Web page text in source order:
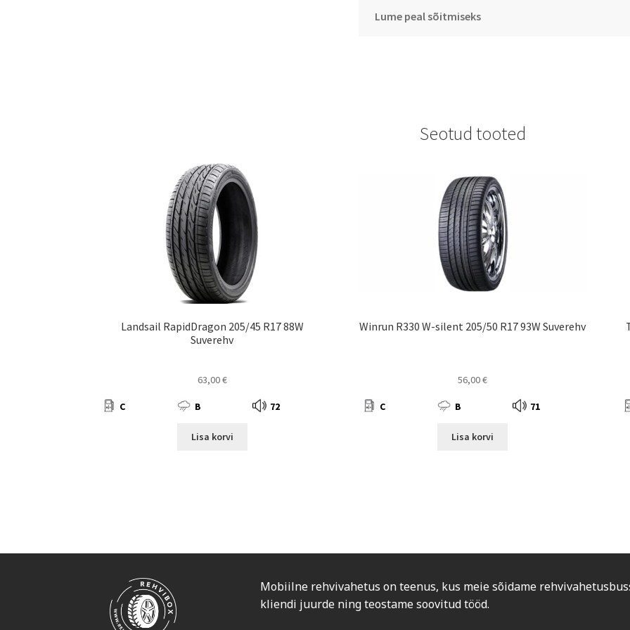
Lume peal sõitmiseks
Seotud tooted
Landsail RapidDragon 205/45 R17 88W
Suverehv
63,00€
C B 72
Lisa korvi
Winrun R330 W-silent 205/50 R17 93W Suverehv
56,00€
C B 71
Lisa korvi
Mobiilne rehvivahetus on teenus, kus meie sõidame
kliendi juurde ning teostame soovitud tööd.